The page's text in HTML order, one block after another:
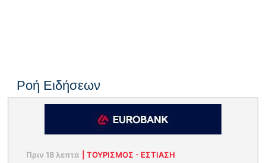
Ροή Ειδήσεων
Πριν 18 λεπτά |ΤΟΥΡΙΣΜΟΣ - ΕΣΤΙΑΣΗ